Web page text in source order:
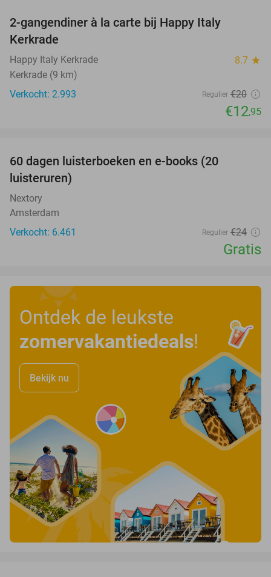
2-gangendiner à la carte bij Happy Italy
Kerkrade
Happy Italy Kerkrade 8.7 star
Kerkrade (9 km)
Verkocht: 2.993
Regulier €20
€12,95
60 dagen luisterboeken en e-books (20
luisteruren)
Nextory
Amsterdam
Verkocht: 6.461
Regulier €24
Gratis
Ontdek de leukste
zomervakantiedeals!
Bekijk nu